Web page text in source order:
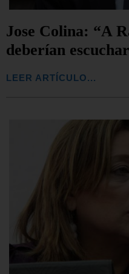
Jose Colina: “A
deberían
LEER ARTÍCULO...